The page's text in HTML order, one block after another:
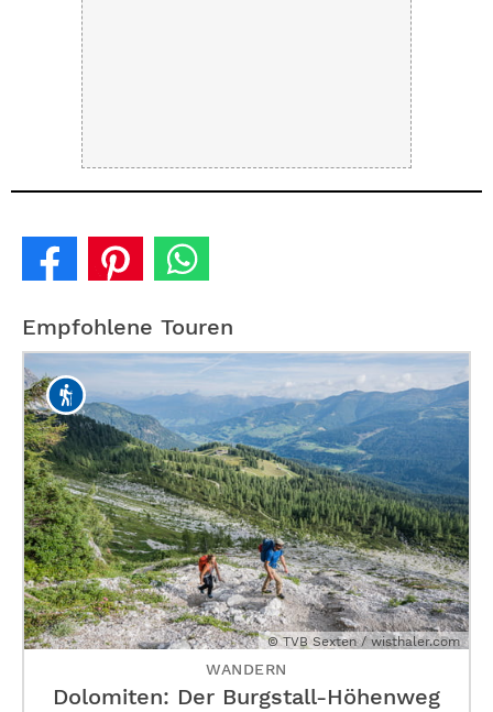
Empfohlene Touren
© TVB Sexten / wisthaler.com
WANDERN
Dolomiten: Der Burgstall-Höhenweg